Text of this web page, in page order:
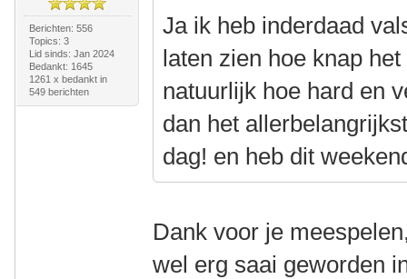
Berichten: 556
Topics: 3
Lid sinds: Jan 2024
Bedankt: 1645
1261 x bedankt in
549 berichten
Ja ik heb inderdaad
laten zien hoe knap
natuurlijk hoe hard en
dan het
dag! en heb dit
Dank voor je
wel erg saai geworden